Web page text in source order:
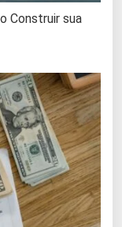
Construir sua